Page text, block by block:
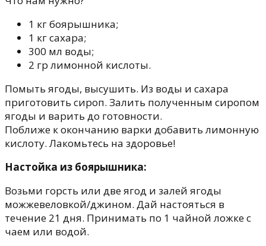
1 кг боярышника;
1 кг сахара;
300 мл воды;
2 гр лимонной кислоты.
Помыть ягоды, высушить. Из воды и сахара
приготовить сироп. Залить полученным сиропом
ягоды и варить до готовности.
Поближе к окончанию варки добавить лимонную
кислоту. Лакомьтесь на здоровье!
Настойка из боярышника:
Возьми горсть или две ягод и залей ягоды
можжевеловкой/джином. Дай настояться в
течение 21 дня. Принимать по 1 чайной ложке с
чаем или водой.